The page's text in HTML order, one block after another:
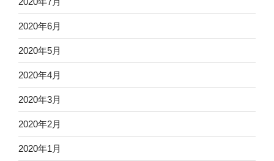
2020年6月
2020年5月
2020年4月
2020年3月
2020年2月
2020年1月